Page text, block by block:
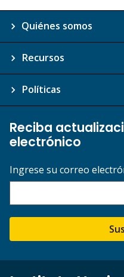
Quiénes somos
Recursos
Políticas
Reciba
electrónico
Ingrese su correo